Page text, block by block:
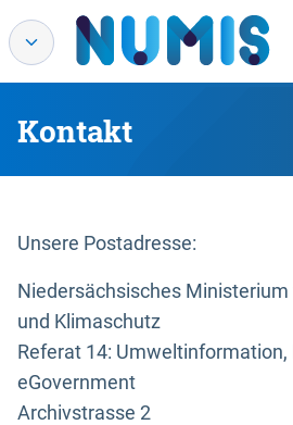
Kontakt
Unsere Postadresse:
Niedersächsisches
und Klimaschutz
Referat 14: Umweltinformation,
eGovernment
Archivstrasse 2